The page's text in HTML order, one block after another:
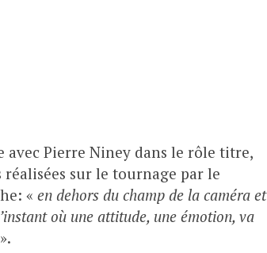
avec Pierre Niney dans le rôle titre,
sur le tournage par le
« en dehors du champ de la caméra et
où une attitude, une émotion, va
».